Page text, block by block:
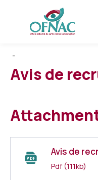
-
Avis de
Avis de
Pdf(111kb)